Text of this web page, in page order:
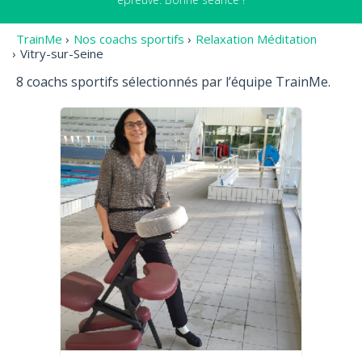
TrainMe › Nos coachs sportifs › Relaxation Méditation
› Vitry-sur-Seine
8 coachs sportifs sélectionnés par l’équipe TrainMe.